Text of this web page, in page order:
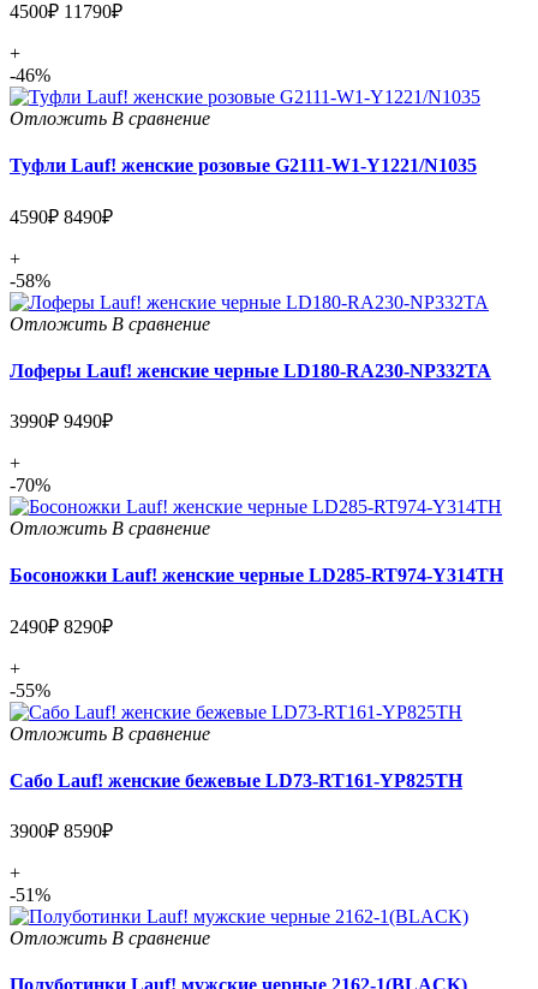
4500₽ 11790₽
+
-46%
Отложить В сравнение
Туфли Lauf! женские розовые G2111-W1-Y1221/N1035
4590₽ 8490₽
+
-58%
Отложить В сравнение
Лоферы Lauf! женские черные LD180-RA230-NP332TA
3990₽ 9490₽
+
-70%
Отложить В сравнение
Босоножки Lauf! женские черные LD285-RT974-Y314TH
2490₽ 8290₽
+
-55%
Отложить В сравнение
Сабо Lauf! женские бежевые LD73-RT161-YP825TH
3900₽ 8590₽
+
-51%
Отложить В сравнение